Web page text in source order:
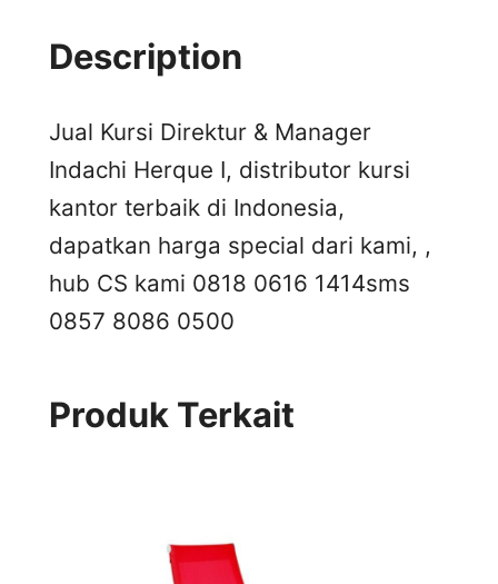
Description
Jual Kursi Direktur & Manager
Indachi Herque I, distributor kursi
kantor terbaik di Indonesia,
dapatkan harga special dari kami, ,
hub CS kami 0818 0616 1414sms
0857 8086 0500
Produk Terkait